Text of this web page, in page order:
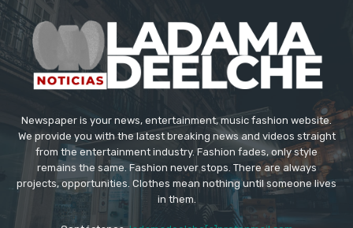
Newspaper is your news, entertainment, music fashion website.
We provide you with the latest breaking news and videos straight
from the entertainment industry. Fashion fades, only style
remains the same. Fashion never stops. There are always
projects, opportunities. Clothes mean nothing until someone lives
in them.